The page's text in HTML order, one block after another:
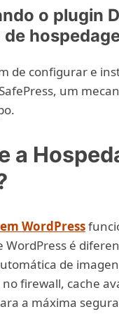
o plugin
de
de configurar e
um
a
WordPress
WordPress é
de
firewall, cache
a máxima